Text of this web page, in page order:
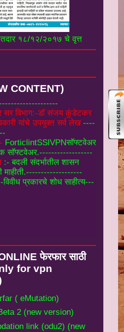
१८/१२/२०१७ चे वृत्त
CONTENT)
:-तलाठी संवर्गातील विभागीय
परिक्षा माहीती व
सर विभाग:-डॉ संजय कुंडेटकर
यांचे उपयुक्त सर्व लेख
ForticlintSSlVPNसॉफ्टवेअर
सॉफ्टवेअर.------------------
:- बदली संदर्भातील शासन
माहीती.-------------------
-विवीध प्रकारचे शोध साहीत्य---
फेरफार साठी
for vpn
( eMutation)
2 (new version)
link (odu2) (new